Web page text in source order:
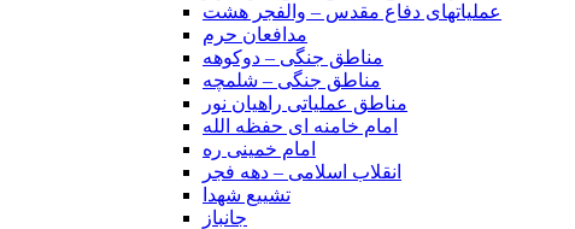
عملیاتهای دفاع مقدس – والفجر هشت
مدافعان حرم
مناطق جنگی – دوکوهه
مناطق جنگی – شلمچه
مناطق عملیاتی راهیان نور
امام خامنه ای حفظه الله
امام خمینی ره
انقلاب اسلامی – دهه فجر
تشییع شهدا
جانباز